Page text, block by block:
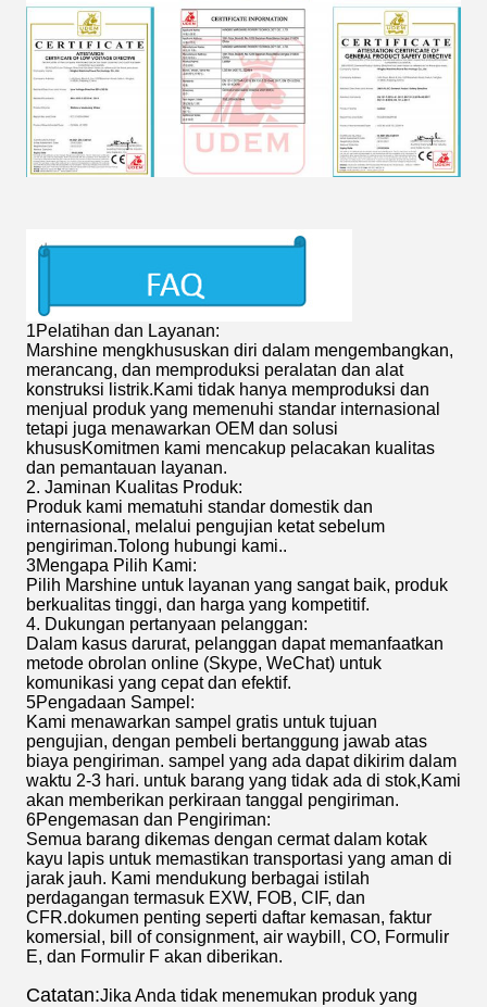
1Pelatihan dan Layanan:
Marshine mengkhususkan diri dalam mengembangkan,
merancang, dan memproduksi peralatan dan alat
konstruksi listrik.Kami tidak hanya memproduksi dan
menjual produk yang memenuhi standar internasional
tetapi juga menawarkan OEM dan solusi
khususKomitmen kami mencakup pelacakan kualitas
dan pemantauan layanan.
2. Jaminan Kualitas Produk:
Produk kami mematuhi standar domestik dan
internasional, melalui pengujian ketat sebelum
pengiriman.Tolong hubungi kami..
3Mengapa Pilih Kami:
Pilih Marshine untuk layanan yang sangat baik, produk
berkualitas tinggi, dan harga yang kompetitif.
4. Dukungan pertanyaan pelanggan:
Dalam kasus darurat, pelanggan dapat memanfaatkan
metode obrolan online (Skype, WeChat) untuk
komunikasi yang cepat dan efektif.
5Pengadaan Sampel:
Kami menawarkan sampel gratis untuk tujuan
pengujian, dengan pembeli bertanggung jawab atas
biaya pengiriman. sampel yang ada dapat dikirim dalam
waktu 2-3 hari. untuk barang yang tidak ada di stok,Kami
akan memberikan perkiraan tanggal pengiriman.
6Pengemasan dan Pengiriman:
Semua barang dikemas dengan cermat dalam kotak
kayu lapis untuk memastikan transportasi yang aman di
jarak jauh. Kami mendukung berbagai istilah
perdagangan termasuk EXW, FOB, CIF, dan
CFR.dokumen penting seperti daftar kemasan, faktur
komersial, bill of consignment, air waybill, CO, Formulir
E, dan Formulir F akan diberikan.
Catatan:Jika Anda tidak menemukan produk yang